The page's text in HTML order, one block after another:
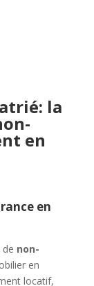
la
en
en
de non-
en
locatif,